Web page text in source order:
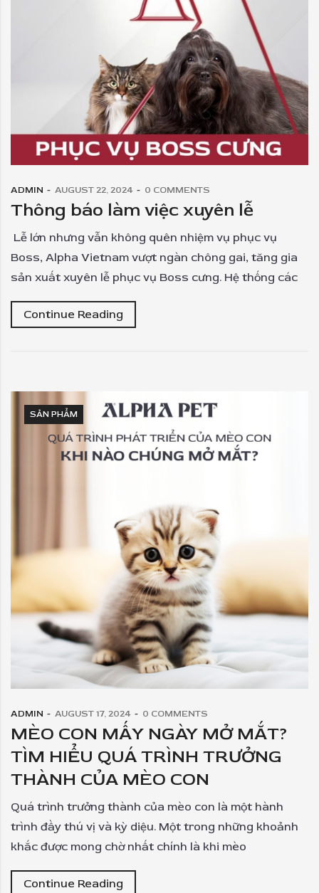
ADMIN AUGUST 22, 2024 0 COMMENTS
Thông báo làm việc xuyên lễ
Lễ lớn nhưng vẫn không quên nhiệm vụ phục vụ
Boss, Alpha Vietnam vượt ngàn chông gai, tăng gia
sản xuất xuyên lễ phục vụ Boss cưng. Hệ thống các
Continue Reading
SẢN PHẨM
ADMIN AUGUST 17, 2024 0 COMMENTS
MÈO CON MẤY NGÀY MỞ MẮT?
TÌM HIỂU QUÁ TRÌNH TRƯỞNG
THÀNH CỦA MÈO CON
Quá trình trưởng thành của mèo con là một hành
trình đầy thú vị và kỳ diệu. Một trong những khoảnh
khắc được mong chờ nhất chính là khi mèo
Continue Reading